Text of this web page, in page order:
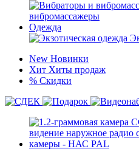
вибромассажеры
Одежда
New Новинки
Хит Хиты продаж
% Скидки